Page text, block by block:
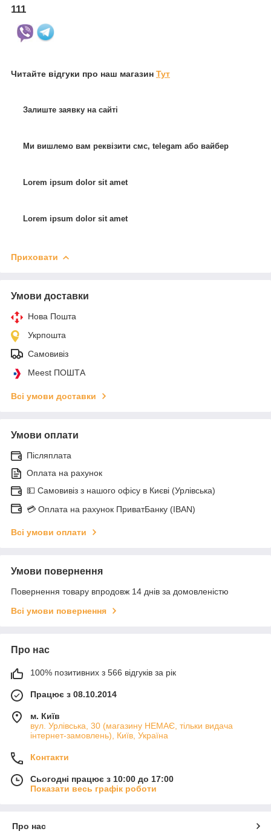
111
Читайте відгуки про наш магазин Тут
Залиште заявку на сайті
Ми вишлемо вам реквізити смс, telegam або вайбер
Lorem ipsum dolor sit amet
Lorem ipsum dolor sit amet
Приховати
Умови доставки
Нова Пошта
Укрпошта
Самовивіз
Meest ПОШТА
Всі умови доставки
Умови оплати
Післяплата
Оплата на рахунок
💵 Самовивіз з нашого офісу в Києві (Урлівська)
💳 Оплата на рахунок ПриватБанку (IBAN)
Всі умови оплати
Умови повернення
Повернення товару впродовж 14 днів за домовленістю
Всі умови повернення
Про нас
100% позитивних з 566 відгуків за рік
Працює з 08.10.2014
м. Київ
вул. Урлівська, 30 (магазину НЕМАЄ, тільки видача
інтернет-замовлень), Київ, Україна
Контакти
Сьогодні працює з 10:00 до 17:00
Показати весь графік роботи
Про нас